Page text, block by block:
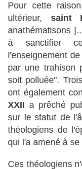
Pour cette
ultérieur, saint
anathématisons
à sanctifier
l'enseignement
par une trahison
soit polluée".
ont également
XXII a prêché
sur le statut de
théologiens de
qui l'a amené à
Ces théologiens